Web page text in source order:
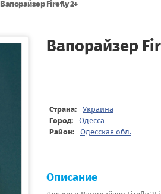
Вапорайзер Firefly 2+
Вапорайзер
Страна: Украина
Город:
Одесса
Район:
Одесская обл.
Описание